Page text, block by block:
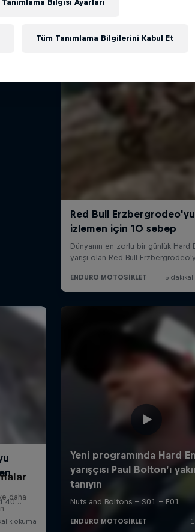
daha
Tanımlama Bilgisi Ayarları
Tüm Tanımlama Bilgilerini Kabul Et